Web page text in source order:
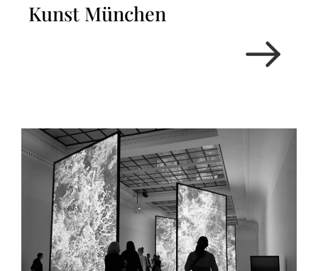
Kunst München